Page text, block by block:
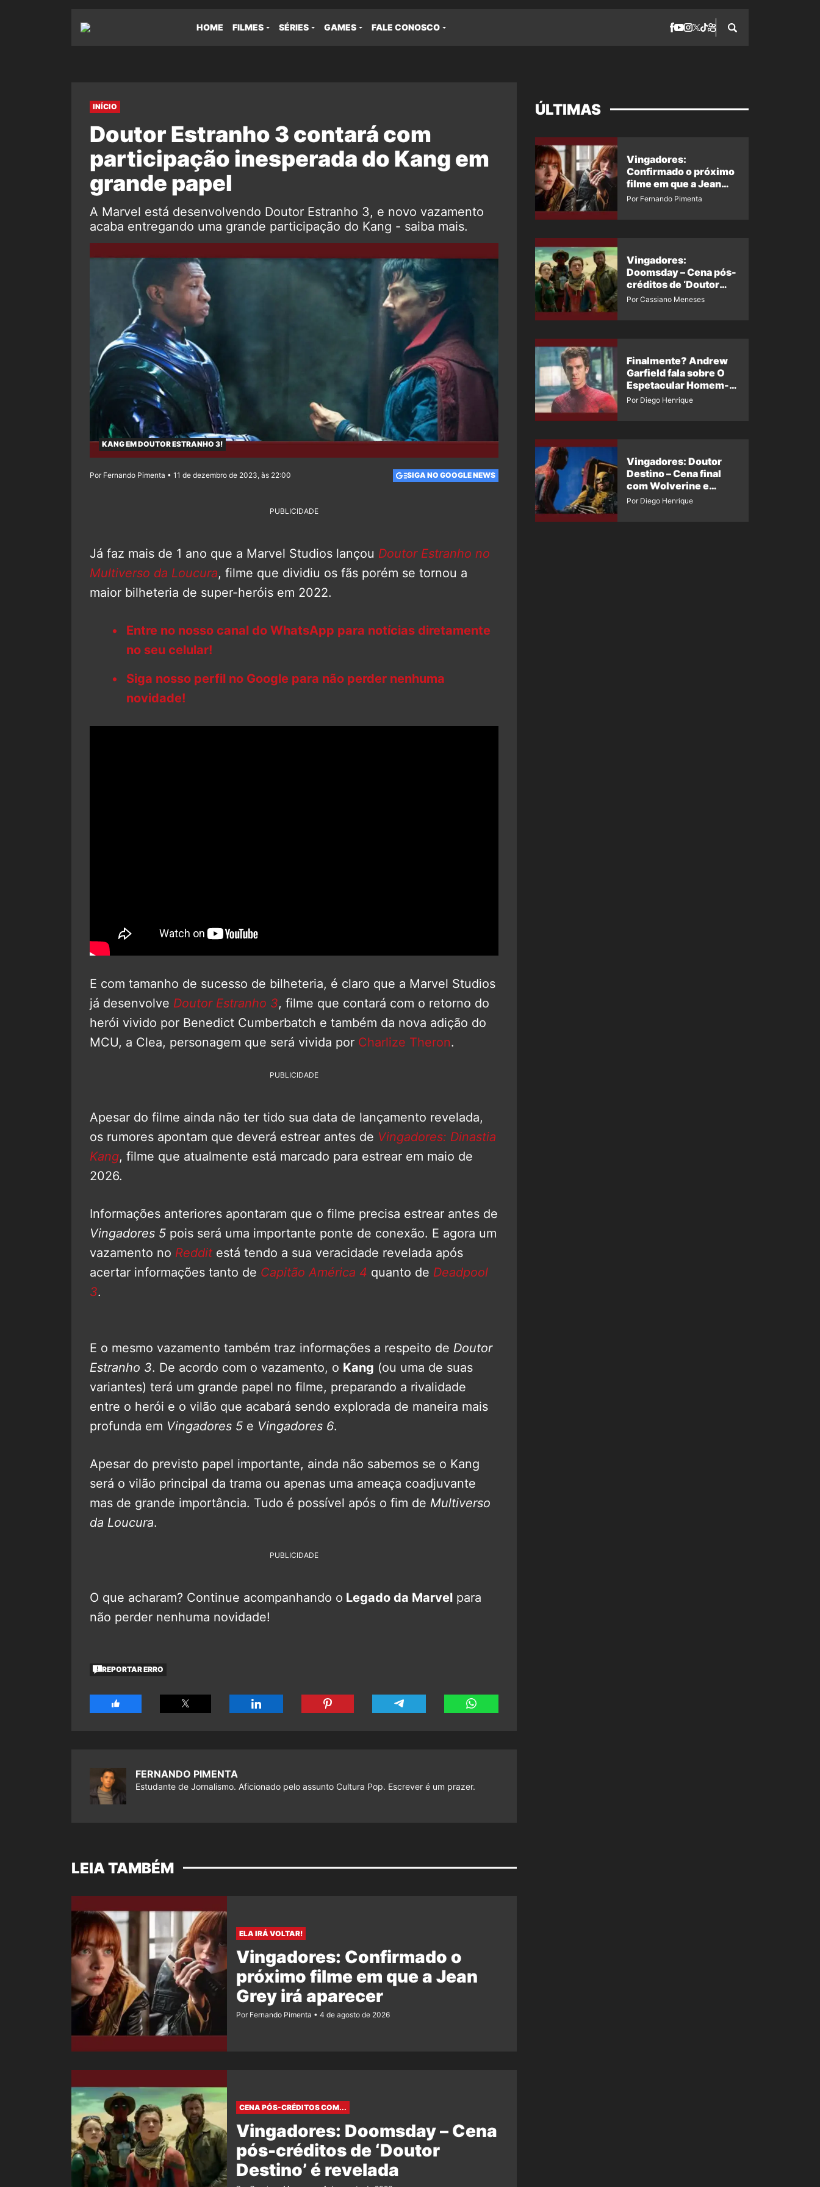
HOME FILMES SÉRIES GAMES FALE CONOSCO
INÍCIO
Doutor Estranho 3 contará com
participação inesperada do Kang em
grande papel
A Marvel está desenvolvendo Doutor Estranho 3, e novo vazamento
acaba entregando uma grande participação do Kang - saiba mais.
KANG EM DOUTOR ESTRANHO 3!
Por Fernando Pimenta • 11 de dezembro de 2023, às 22:00 SIGA NO GOOGLE NEWS
PUBLICIDADE
Já faz mais de 1 ano que a Marvel Studios lançou Doutor Estranho no
Multiverso da Loucura, filme que dividiu os fãs porém se tornou a
maior bilheteria de super-heróis em 2022.
Entre no nosso canal do WhatsApp para notícias diretamente
no seu celular!
Siga nosso perfil no Google para não perder nenhuma
novidade!
E com tamanho de sucesso de bilheteria, é claro que a Marvel Studios
já desenvolve Doutor Estranho 3, filme que contará com o retorno do
herói vivido por Benedict Cumberbatch e também da nova adição do
MCU, a Clea, personagem que será vivida por Charlize Theron.
PUBLICIDADE
Apesar do filme ainda não ter tido sua data de lançamento revelada,
os rumores apontam que deverá estrear antes de Vingadores: Dinastia
Kang, filme que atualmente está marcado para estrear em maio de
2026.
Informações anteriores apontaram que o filme precisa estrear antes de
Vingadores 5 pois será uma importante ponte de conexão. E agora um
vazamento no Reddit está tendo a sua veracidade revelada após
acertar informações tanto de Capitão América 4 quanto de Deadpool
3.
E o mesmo vazamento também traz informações a respeito de Doutor
Estranho 3. De acordo com o vazamento, o Kang (ou uma de suas
variantes) terá um grande papel no filme, preparando a rivalidade
entre o herói e o vilão que acabará sendo explorada de maneira mais
profunda em Vingadores 5 e Vingadores 6.
Apesar do previsto papel importante, ainda não sabemos se o Kang
será o vilão principal da trama ou apenas uma ameaça coadjuvante
mas de grande importância. Tudo é possível após o fim de Multiverso
da Loucura.
PUBLICIDADE
O que acharam? Continue acompanhando o Legado da Marvel para
não perder nenhuma novidade!
REPORTAR ERRO
FERNANDO PIMENTA
Estudante de Jornalismo. Aficionado pelo assunto Cultura Pop. Escrever é um prazer.
LEIA TAMBÉM
ELA IRÁ VOLTAR!
Vingadores: Confirmado o
próximo filme em que a Jean
Grey irá aparecer
Por Fernando Pimenta 4 de agosto de 2026
CENA PÓS-CRÉDITOS COM...
Vingadores: Doomsday – Cena
pós-créditos de ‘Doutor
Destino’ é revelada
ÚLTIMAS
Vingadores:
Confirmado o próximo
filme em que a Jean
Grey irá aparecer
Por Fernando Pimenta
Vingadores:
Doomsday – Cena pós-
créditos de ‘Doutor
Destino’ é revelada
Por Cassiano Meneses
Finalmente? Andrew
Garfield fala sobre O
Espetacular Homem-
Aranha 3
Por Diego Henrique
Vingadores: Doutor
Destino – Cena final
com Wolverine e
Homem-Aranha de
Por Diego Henrique